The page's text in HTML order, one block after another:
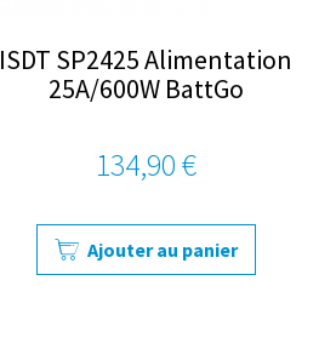
ISDT SP2425 Alimentation
25A/600W BattGo
134,90 €
Ajouter au panier